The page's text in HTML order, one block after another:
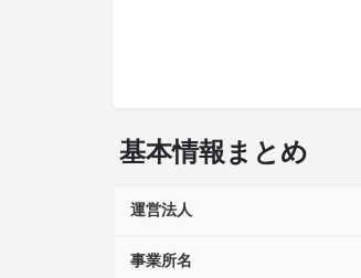
基本情報まとめ
運営法人
事業所名